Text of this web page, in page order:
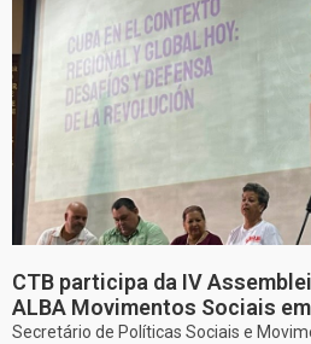
CTB participa da IV
ALBA Movimentos Sociais
Secretário de Políticas Sociais e